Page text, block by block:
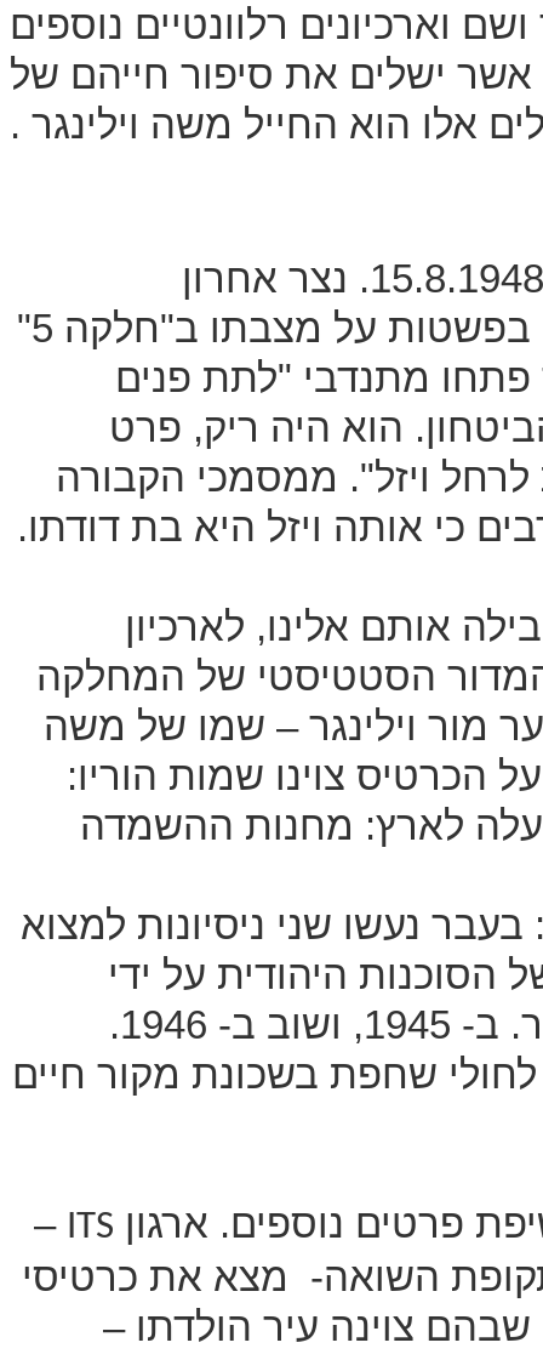
וארכיונים רלוונטיים נוספים
אשר ישלים את סיפור חייהם של
אלו הוא החייל משה וילינגר .
סיפור חייו של משה וילינגר הסתיים ב- 15.8.1948. נצר אחרון
למשפחתו שנספתה בשואה – כך נכתב בפשטות על מצבתו ב"חלקה 5"
מתנדבי "לתת פנים
הוא היה ריק, פרט
ויזל". ממסמכי הקבורה
כי אותה ויזל היא בת דודתו.
אותם אלינו, לארכיון
הסטטיסטי של המחלקה
מור וילינגר – שמו של משה
הכרטיס צוינו שמות הוריו:
עלה לארץ: מחנות ההשמדה
נעשו שני ניסיונות למצוא
היהודית על ידי
ניצולת שואה שהקשר שלה אליו לא ברור. ב- 1945, ושוב ב- 1946.
שחפת בשכונת מקור חיים
פרטים נוספים. ארגון ITS
–
השואה-
מצא את כרטיסי
שבהם צוינה עיר הולדתו –